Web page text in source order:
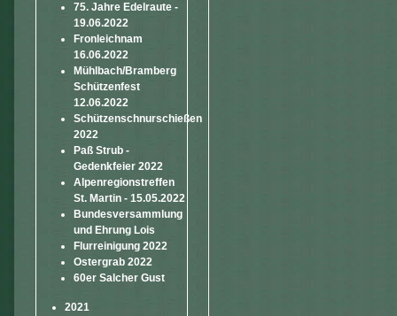
75. Jahre Edelraute -
19.06.2022
Fronleichnam
16.06.2022
Mühlbach/Bramberg
Schützenfest
12.06.2022
Schützenschnurschießen
2022
Paß Strub -
Gedenkfeier 2022
Alpenregionstreffen
St. Martin - 15.05.2022
Bundesversammlung
und Ehrung Lois
Flurreinigung 2022
Ostergrab 2022
60er Salcher Gust
2021